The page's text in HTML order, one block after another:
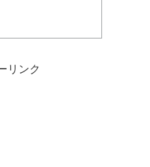
リンク